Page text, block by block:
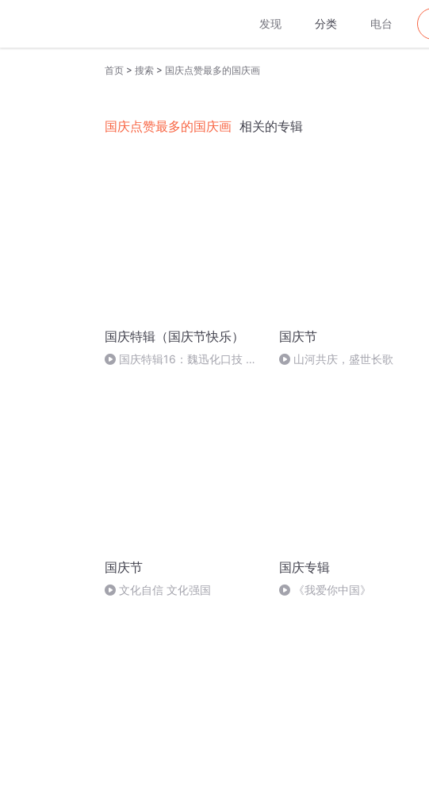
发现 分类 电台
首页 > 搜索 > 国庆点赞最多的国庆画
国庆点赞最多的国庆画 相关的专辑
国庆特辑（国庆节快乐）
国庆特辑16：魏迅化口技 二
国庆节
山河共庆，盛世长歌
国庆节
文化自信 文化强国
国庆专辑
《我爱你中国》